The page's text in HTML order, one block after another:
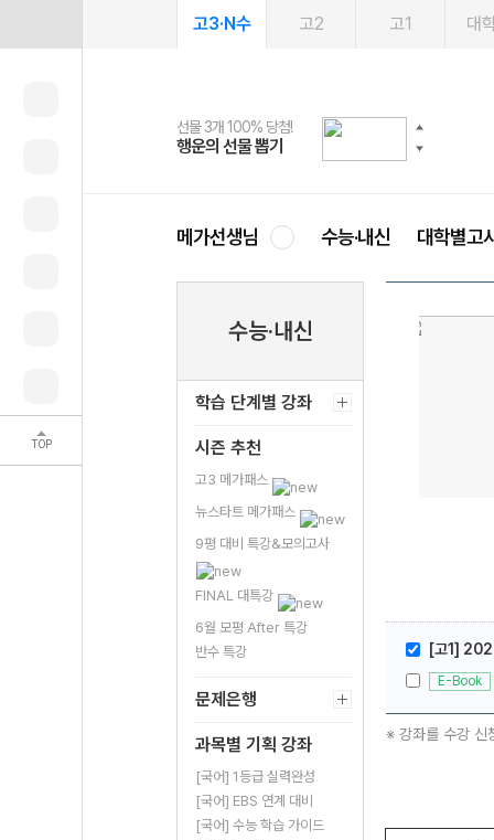
TOP
고3·N수 고2 고1 대
선물 3개 100% 당첨!
행운의 선물 뽑기
선물 100% 증정!
메가스터디 X 올리브
여름방학 스터디 캐시백
메가런 썸머스쿨
2027 러셀 단과
강사 공개선발
스마트러닝앱
설문 EVENT
메가패스
3일 무료 체험권
메가패스 수강생 무료혜택!
메가클럽 멤버십
사회공헌 캠페인
희망이룸 메가나눔
메가선생님 수능·내신 대학별고
수능·내신
학습 단계별 강좌
시즌 추천
고3 메가패스
뉴스타트 메가패스
9평 대비 특강&모의고사
FINAL 대특강
6월 모평 After 특강
반수 특강
문제은행
과목별 기획 강좌
[국어] 1등급 실력완성
[국어] EBS 연계 대비
[국어] 수능 학습 가이드
[고1]
E-Book
※ 강좌를 수강 신